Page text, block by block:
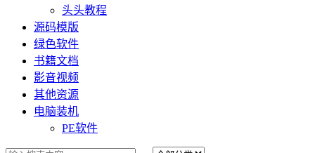
头头教程
源码模版
绿色软件
书籍文档
影音视频
其他资源
电脑装机
PE软件